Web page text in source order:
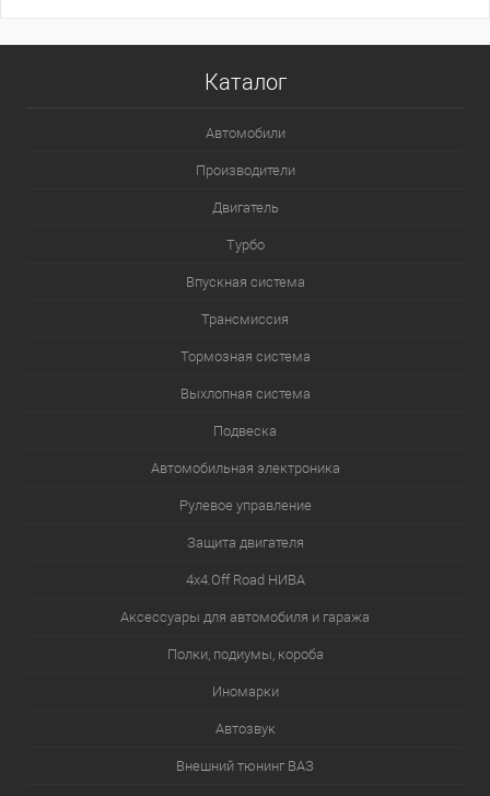
Каталог
Автомобили
Производители
Двигатель
Турбо
Впускная система
Трансмиссия
Тормозная система
Выхлопная система
Подвеска
Автомобильная электроника
Рулевое управление
Защита двигателя
4х4.Off Road НИВА
Аксессуары для автомобиля и гаража
Полки, подиумы, короба
Иномарки
Автозвук
Внешний тюнинг ВАЗ